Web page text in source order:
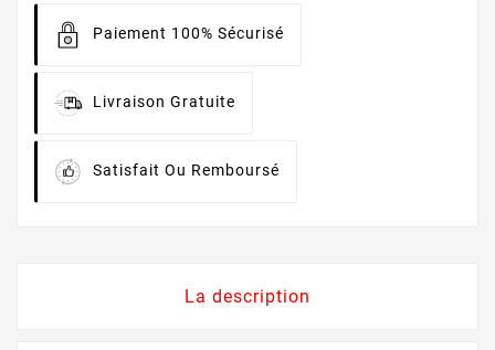
Paiement 100% Sécurisé
Livraison Gratuite
Satisfait Ou Remboursé
La description